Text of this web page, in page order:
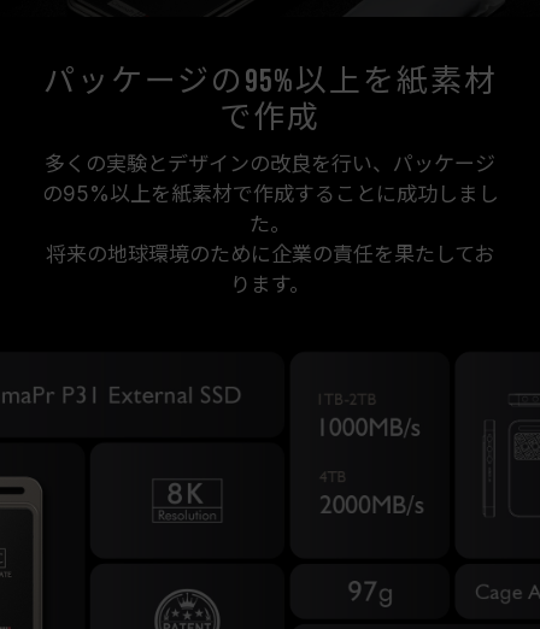
パッケージの95%以上を紙素材
で作成
多くの実験とデザインの改良を行い、パッケージ
の95%以上を紙素材で作成することに成功しまし
た。
将来の地球環境のために企業の責任を果たしてお
ります。